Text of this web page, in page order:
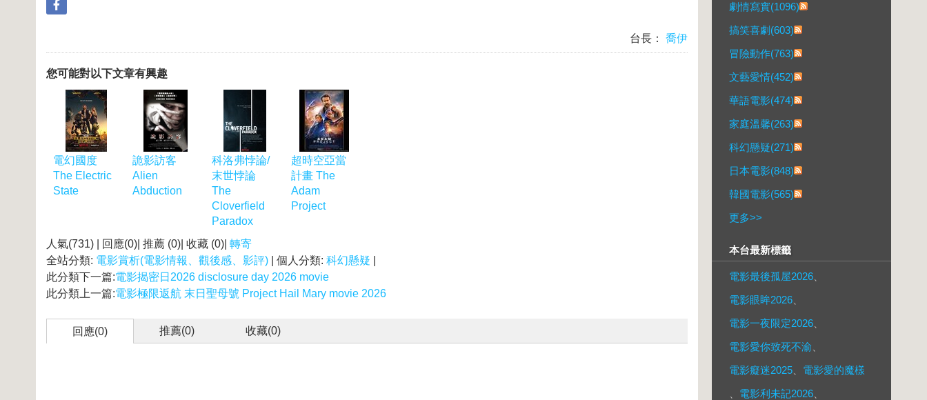
台長： 喬伊
您可能對以下文章有興趣
電幻國度
The Electric
State
詭影訪客
Alien
Abduction
科洛弗悖論/
末世悖論
The
Cloverfield
Paradox
超時空亞當
計畫 The
Adam
Project
人氣(731) | 回應(0)| 推薦 (0)| 收藏 (0)| 轉寄
全站分類: 電影賞析(電影情報、觀後感、影評) | 個人分類: 科幻懸疑
此分類下一篇:電影揭密日2026 disclosure day 2026 movie
此分類上一篇:電影極限返航 末日聖母號 Project Hail Mary movie 2026
回應(0) 推薦(0) 收藏(0)
劇情寫實(1096)
搞笑喜劇(603)
冒險動作(763)
文藝愛情(452)
華語電影(474)
家庭溫馨(263)
科幻懸疑(271)
日本電影(848)
韓國電影(565)
更多>>
本台最新標籤
電影最後孤屋2026
電影眼眸2026
電影一夜限定2026
電影愛你致死不渝
電影癡迷2025
電影愛的魔樣
電影利未記2026